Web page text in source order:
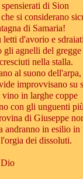
di Sion
si considerano
di Samaria!
letti d'avorio e
gli agnelli del gregge
nella stalla.
al suono dell'arpa,
improvvisano su
in larghe coppe
con gli unguenti
di Giuseppe
andranno in esilio in
l'orgia dei dissoluti.